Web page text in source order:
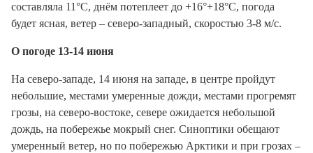
составляла 11°С, днём потеплеет до +16°+18°С, погода
будет ясная, ветер – северо-западный, скоростью 3-8 м/с.
О погоде 13-14 июня
На северо-западе, 14 июня на западе, в центре пройдут
небольшие, местами умеренные дожди, местами прогремят
грозы, на северо-востоке, севере ожидается небольшой
дождь, на побережье мокрый снег. Синоптики обещают
умеренный ветер, но по побережью Арктики и при грозах –